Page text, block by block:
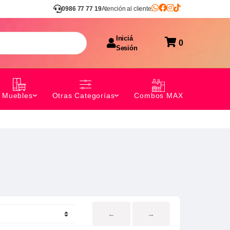
0986 77 77 19Atención al cliente
Iniciá
Sesión
0
Muebles Otras Categorías Combos MAX
← →